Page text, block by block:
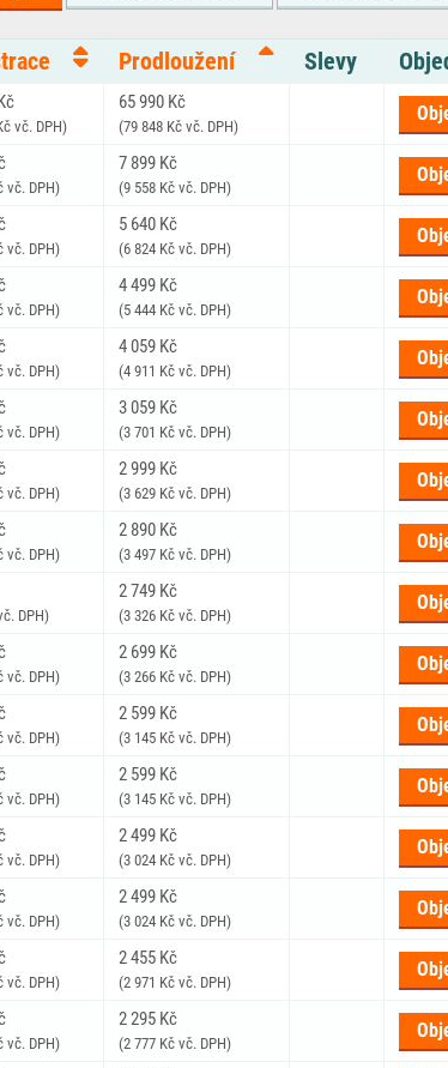
registrace, prodloužení a informací o zvýhodnění
Prodloužení Slevy
vč. DPH)
65 990 Kč
(79 848 Kč vč. DPH)
vč. DPH)
7 899 Kč
(9 558 Kč vč. DPH)
vč. DPH)
5 640 Kč
(6 824 Kč vč. DPH)
vč. DPH)
4 499 Kč
(5 444 Kč vč. DPH)
vč. DPH)
4 059 Kč
(4 911 Kč vč. DPH)
vč. DPH)
3 059 Kč
(3 701 Kč vč. DPH)
vč. DPH)
2 999 Kč
(3 629 Kč vč. DPH)
vč. DPH)
2 890 Kč
(3 497 Kč vč. DPH)
DPH)
2 749 Kč
(3 326 Kč vč. DPH)
vč. DPH)
2 699 Kč
(3 266 Kč vč. DPH)
vč. DPH)
2 599 Kč
(3 145 Kč vč. DPH)
vč. DPH)
2 599 Kč
(3 145 Kč vč. DPH)
vč. DPH)
2 499 Kč
(3 024 Kč vč. DPH)
vč. DPH)
2 499 Kč
(3 024 Kč vč. DPH)
vč. DPH)
2 455 Kč
(2 971 Kč vč. DPH)
vč. DPH)
2 295 Kč
(2 777 Kč vč. DPH)